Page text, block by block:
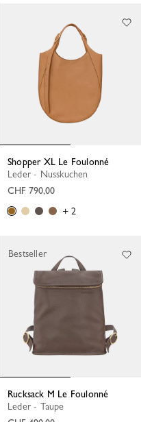
Shopper XL Le Foulonné
Leder - Nusskuchen
CHF 790,00
+ 2
Rucksack M Le Foulonné
Leder - Taupe
Bestseller